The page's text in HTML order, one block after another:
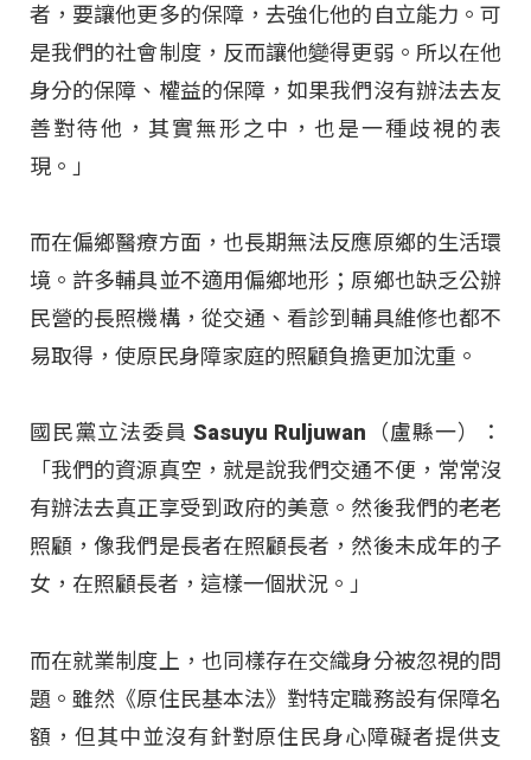
者，要讓他更多的保障，去強化他的自立能力。可
是我們的社會制度，反而讓他變得更弱。所以在他
身分的保障、權益的保障，如果我們沒有辦法去友
善對待他，其實無形之中，也是一種歧視的表
現。」
而在偏鄉醫療方面，也長期無法反應原鄉的生活環
境。許多輔具並不適用偏鄉地形；原鄉也缺乏公辦
民營的長照機構，從交通、看診到輔具維修也都不
易取得，使原民身障家庭的照顧負擔更加沈重。
國民黨立法委員 Sasuyu Ruljuwan（盧縣一）：
「我們的資源真空，就是說我們交通不便，常常沒
有辦法去真正享受到政府的美意。然後我們的老老
照顧，像我們是長者在照顧長者，然後未成年的子
女，在照顧長者，這樣一個狀況。」
而在就業制度上，也同樣存在交織身分被忽視的問
題。雖然《原住民基本法》對特定職務設有保障名
額，但其中並沒有針對原住民身心障礙者提供支